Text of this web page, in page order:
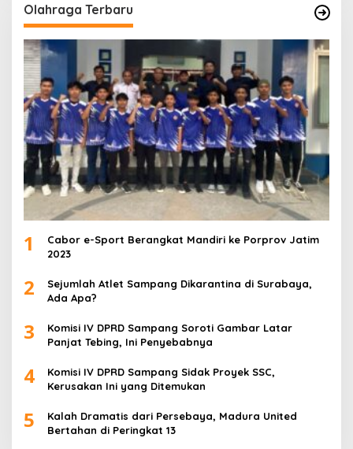
Olahraga Terbaru
1
Cabor e-Sport Berangkat Mandiri ke Porprov Jatim
2023
2
Sejumlah Atlet Sampang Dikarantina di Surabaya,
Ada Apa?
3
Komisi IV DPRD Sampang Soroti Gambar Latar
Panjat Tebing, Ini Penyebabnya
4
Komisi IV DPRD Sampang Sidak Proyek SSC,
Kerusakan Ini yang Ditemukan
5
Kalah Dramatis dari Persebaya, Madura United
Bertahan di Peringkat 13